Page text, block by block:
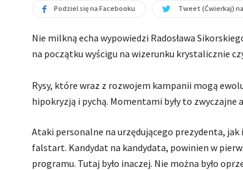
Podziel się na Facebooku Tweet (Ćwierkaj)
Nie milkną echa wypowiedzi Radosława
na początku wyścigu na wizerunku krystalicznie
Rysy, które wraz z rozwojem kampanii mogą
hipokryzją i pychą. Momentami były to zwyczajne
Ataki personalne na urzędującego prezydenta,
falstart. Kandydat na kandydata, powinien w
programu. Tutaj było inaczej. Nie można było